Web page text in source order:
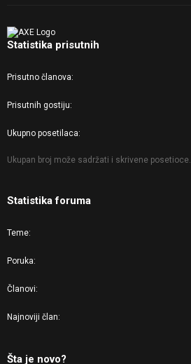
Statistika prisutnih
Prisutno članova
Prisutnih gostiju
Ukupno posetilaca
Ukupan broj može sadržati i skrivene posetioce.
Statistika foruma
Teme
Poruka
Članovi
Najnoviji član
Šta je novo?